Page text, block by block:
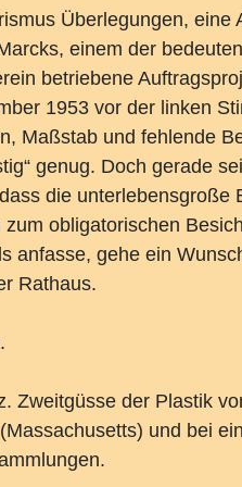
Überlegungen, eine
einem der
betriebene
1953 vor der linken
Maßstab und fehlende
genug. Doch gerade
die unterlebensgroße
obligatorischen
anfasse, gehe ein
Rathaus.
Zweitgüsse der Plastik
und bei